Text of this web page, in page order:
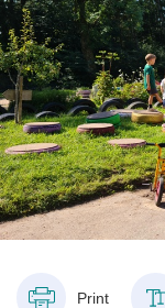
Print